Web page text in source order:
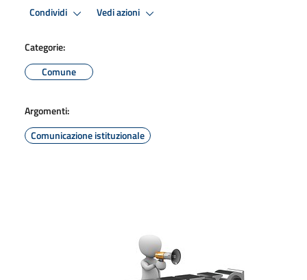
Condividi Vedi azioni
Categorie:
Comune
Argomenti:
Comunicazione istituzionale